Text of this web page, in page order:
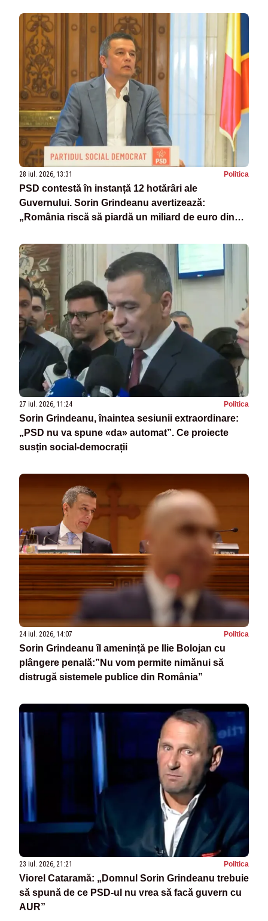
28 iul. 2026, 13:31 Politica
PSD contestă în instanță 12 hotărâri ale
Guvernului. Sorin Grindeanu avertizează:
„România riscă să piardă un miliard de euro din
27 iul. 2026, 11:24 Politica
Sorin Grindeanu, înaintea sesiunii extraordinare:
„PSD nu va spune «da» automat”. Ce proiecte
susțin social-democrații
24 iul. 2026, 14:07 Politica
Sorin Grindeanu îl amenință pe Ilie Bolojan cu
plângere penală:”Nu vom permite nimănui să
distrugă sistemele publice din România”
23 iul. 2026, 21:21 Politica
Viorel Cataramă: „Domnul Sorin Grindeanu trebuie
să spună de ce PSD-ul nu vrea să facă guvern cu
AUR”